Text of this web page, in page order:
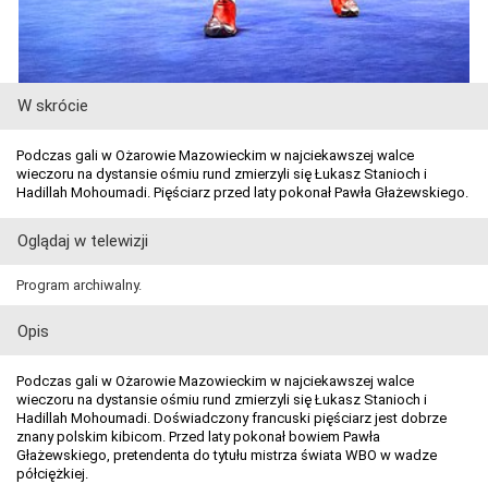
W skrócie
Podczas gali w Ożarowie Mazowieckim w najciekawszej walce
wieczoru na dystansie ośmiu rund zmierzyli się Łukasz Stanioch i
Hadillah Mohoumadi. Pięściarz przed laty pokonał Pawła Głażewskiego.
Oglądaj w telewizji
Program archiwalny.
Opis
Podczas gali w Ożarowie Mazowieckim w najciekawszej walce
wieczoru na dystansie ośmiu rund zmierzyli się Łukasz Stanioch i
Hadillah Mohoumadi. Doświadczony francuski pięściarz jest dobrze
znany polskim kibicom. Przed laty pokonał bowiem Pawła
Głażewskiego, pretendenta do tytułu mistrza świata WBO w wadze
półciężkiej.